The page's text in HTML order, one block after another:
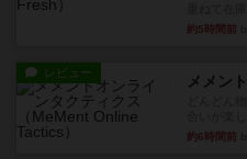
約5時間前
レビュー メメン
約6時間前